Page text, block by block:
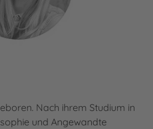
Nach ihrem Studium in
und Angewandte